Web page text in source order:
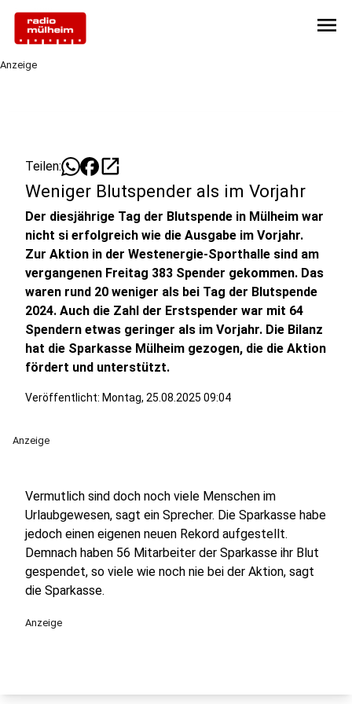
menu
Anzeige
Teilen: open_in_new
Weniger Blutspender als im Vorjahr
Der diesjährige Tag der Blutspende in Mülheim war
nicht si erfolgreich wie die Ausgabe im Vorjahr.
Zur Aktion in der Westenergie-Sporthalle sind am
vergangenen Freitag 383 Spender gekommen. Das
waren rund 20 weniger als bei Tag der Blutspende
2024. Auch die Zahl der Erstspender war mit 64
Spendern etwas geringer als im Vorjahr. Die Bilanz
hat die Sparkasse Mülheim gezogen, die die Aktion
fördert und unterstützt.
Veröffentlicht: Montag, 25.08.2025 09:04
Anzeige
Vermutlich sind doch noch viele Menschen im
Urlaubgewesen, sagt ein Sprecher. Die Sparkasse habe
jedoch einen eigenen neuen Rekord aufgestellt.
Demnach haben 56 Mitarbeiter der Sparkasse ihr Blut
gespendet, so viele wie noch nie bei der Aktion, sagt
die Sparkasse.
Anzeige